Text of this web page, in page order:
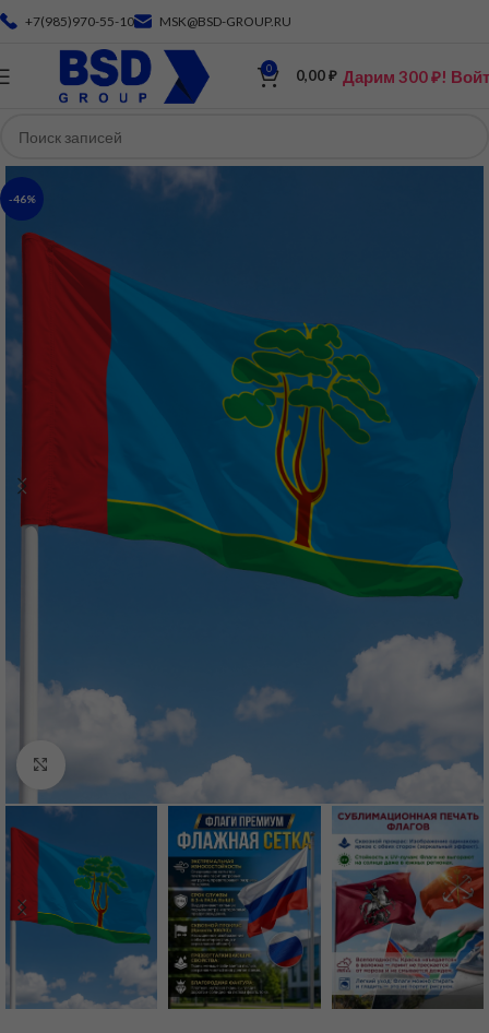
+7(985)970-55-10 MSK@BSD-GROUP.RU
0 0,00₽ Дарим 300 ₽!
-46%
Нажмите, чтобы увеличить